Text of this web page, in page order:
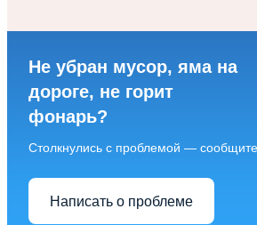
Не убран мусор, яма на
дороге, не горит
фонарь?
Столкнулись с проблемой —
Написать о проблеме